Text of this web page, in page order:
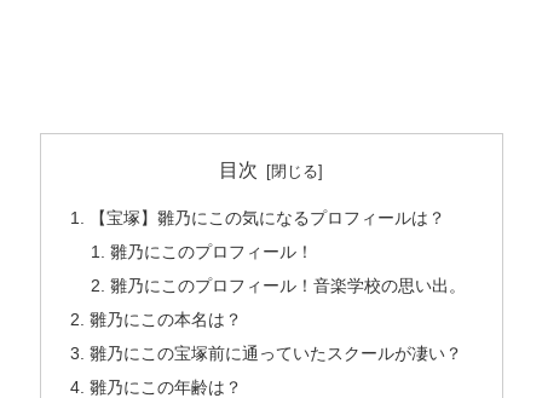
目次
【宝塚】雛乃にこの気になるプロフィールは？
雛乃にこのプロフィール！
雛乃にこのプロフィール！音楽学校の思い出。
雛乃にこの本名は？
雛乃にこの宝塚前に通っていたスクールが凄い？
雛乃にこの年齢は？